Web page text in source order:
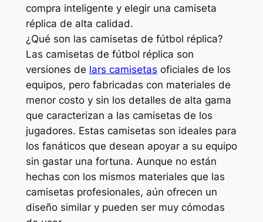
compra inteligente y elegir una camiseta
réplica de alta calidad.
¿Qué son las camisetas de fútbol réplica?
Las camisetas de fútbol réplica son
versiones de lars camisetas oficiales de los
equipos, pero fabricadas con materiales de
menor costo y sin los detalles de alta gama
que caracterizan a las camisetas de los
jugadores. Estas camisetas son ideales para
los fanáticos que desean apoyar a su equipo
sin gastar una fortuna. Aunque no están
hechas con los mismos materiales que las
camisetas profesionales, aún ofrecen un
diseño similar y pueden ser muy cómodas